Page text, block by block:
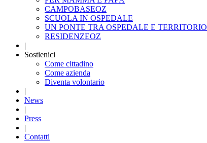
CAMPOBASEOZ
SCUOLA IN OSPEDALE
UN PONTE TRA OSPEDALE E TERRITORIO
RESIDENZEOZ
|
Sostienici
Come cittadino
Come azienda
Diventa volontario
|
News
|
Press
|
Contatti